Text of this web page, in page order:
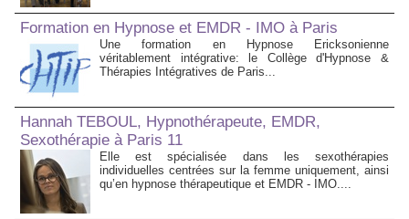
Formation en Hypnose et EMDR - IMO à Paris
Une formation en Hypnose Ericksonienne
véritablement intégrative: le Collège d'Hypnose &
Thérapies Intégratives de Paris...
Hannah TEBOUL, Hypnothérapeute, EMDR,
Sexothérapie à Paris 11
Elle est spécialisée dans les sexothérapies
individuelles centrées sur la femme uniquement, ainsi
qu’en hypnose thérapeutique et EMDR - IMO....